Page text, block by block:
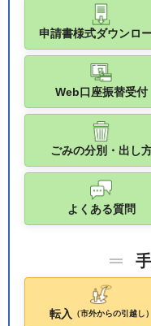
申請書様式ダウンロ
Web口座振替受付
ごみの分別・出し
よくある質問
転入 （市外からの引越し）